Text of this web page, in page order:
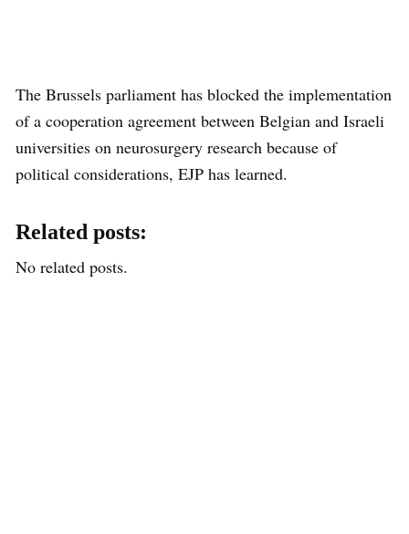
The Brussels parliament has blocked the implementation
of a cooperation agreement between Belgian and Israeli
universities on neurosurgery research because of
political considerations, EJP has learned.
Related posts:
No related posts.